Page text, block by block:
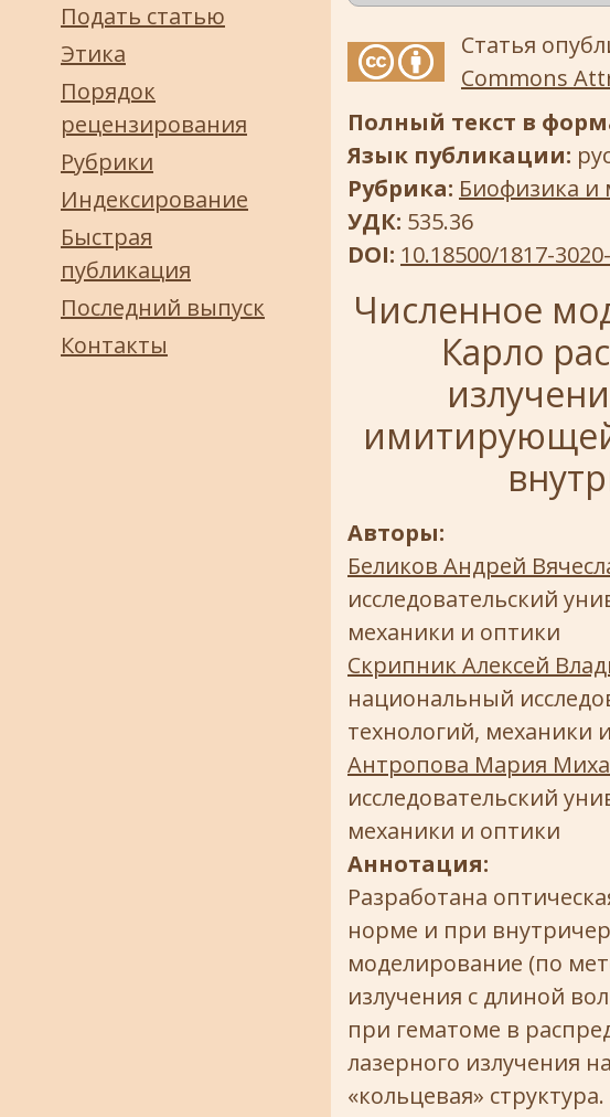
Подать статью
Этика
Порядок
рецензирования
Рубрики
Индексирование
Быстрая
публикация
Последний выпуск
Контакты
Статья
Commons
Полный текст в
Язык публикации:
Рубрика: Биофизика и
УДК: 535.36
DOI: 10.18500/1817-
Численное
Карло
Авторы:
Беликов Андрей
исследовательский
механики и оптики
Скрипник Алексей
национальный
технологий, механики
Антропова Мария
исследовательский
механики и оптики
Аннотация:
Разработана
норме и при
моделирование (по
излучения с длиной
при гематоме в
лазерного излучения
«кольцевая»